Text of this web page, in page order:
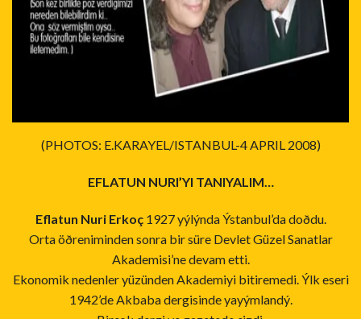
(PHOTOS: E.KARAYEL/ISTANBUL-4 APRIL 2008)
EFLATUN NURI’YI TANIYALIM…
Eflatun Nuri Erkoç1927 yýlýnda Ýstanbul’da doðdu.
Orta öðreniminden sonra bir süre Devlet Güzel Sanatlar
Akademisi’ne devam etti.
Ekonomik nedenler yüzünden Akademiyi bitiremedi. Ýlk eseri
1942’de Akbaba dergisinde yayýmlandý.